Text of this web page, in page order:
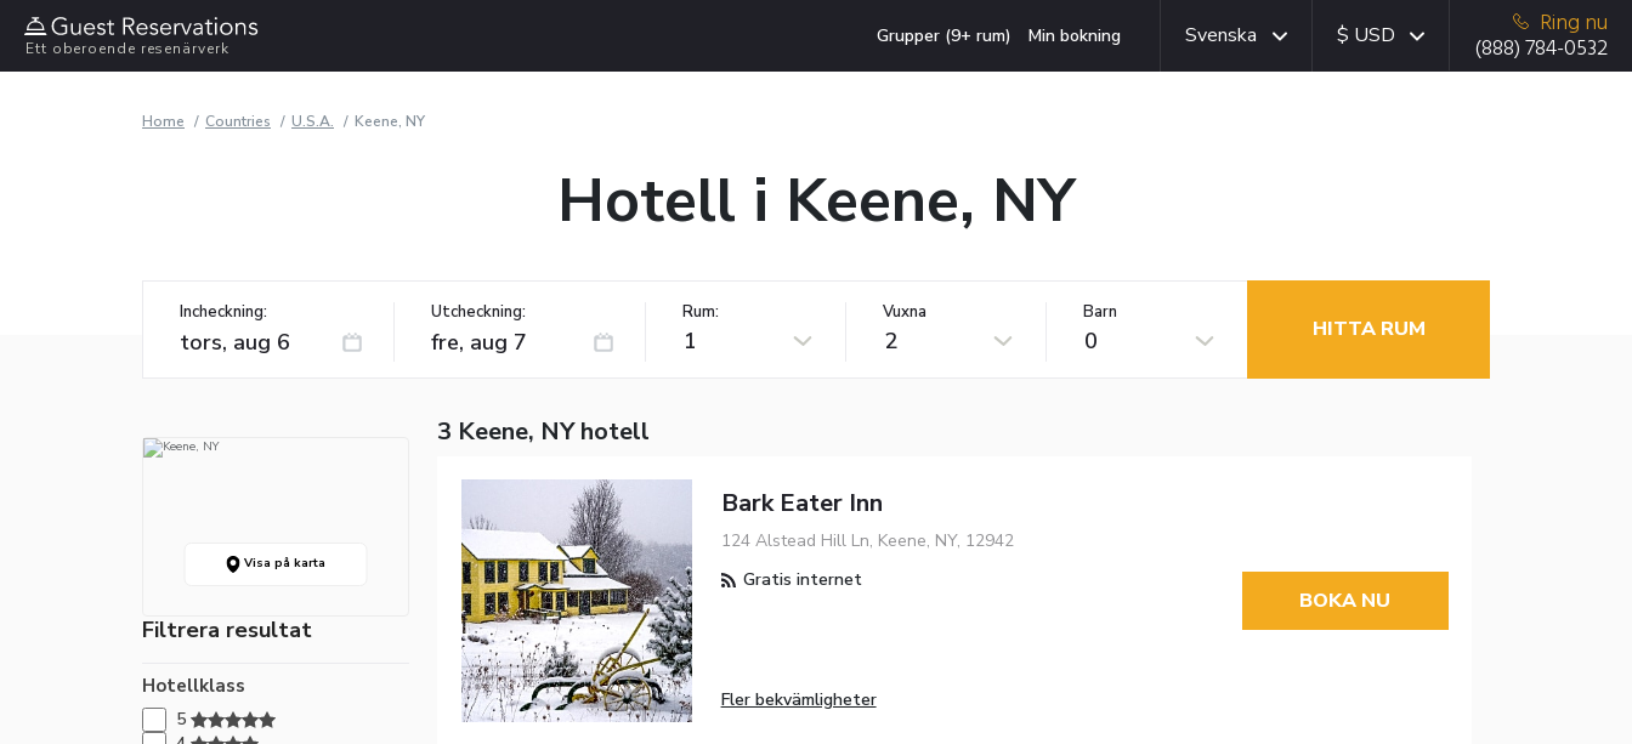
Ett oberoende resenärverk
Grupper (9+ rum) Min bokning Svenska $ USD
Ring nu
(888) 784-0532
Home Countries U.S.A. Keene, NY
Hotell i Keene, NY
Incheckning: Utcheckning: Rum:
1
Vuxna
2
Barn
0 HITTA RUM
Visa på karta
Filtrera resultat
Hotellklass
5
3 Keene, NY hotell
Bark Eater Inn
124 Alstead Hill Ln, Keene, NY, 12942
Gratis internet
Fler bekvämligheter
BOKA NU